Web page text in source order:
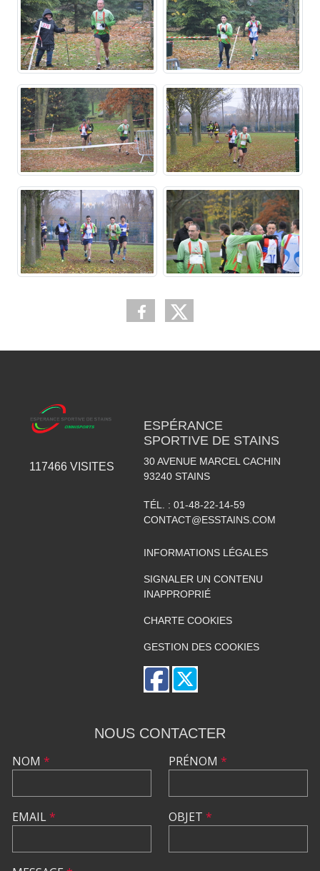
117466VISITES
ESPÉRANCE
SPORTIVE DE STAINS
30 AVENUE MARCEL CACHIN
93240 STAINS
TÉL. : 01-48-22-14-59
CONTACT@ESSTAINS.COM
INFORMATIONS LÉGALES
SIGNALER UN CONTENU
INAPPROPRIÉ
CHARTE COOKIES
GESTION DES COOKIES
NOUS CONTACTER
NOM *
EMAIL*
PRÉNOM *
OBJET *